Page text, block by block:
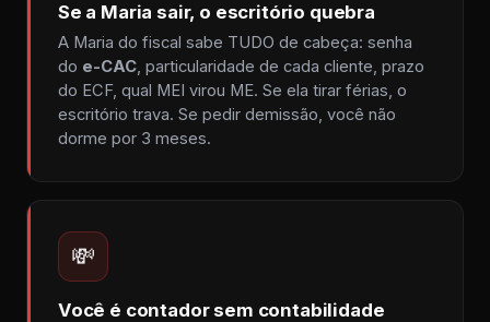
Se a Maria sair, o escritório quebra
A Maria do fiscal sabe TUDO de cabeça: senha
do e-CAC, particularidade de cada cliente, prazo
do ECF, qual MEI virou ME. Se ela tirar férias, o
escritório trava. Se pedir demissão, você não
dorme por 3 meses.
💸
Você é contador sem contabilidade